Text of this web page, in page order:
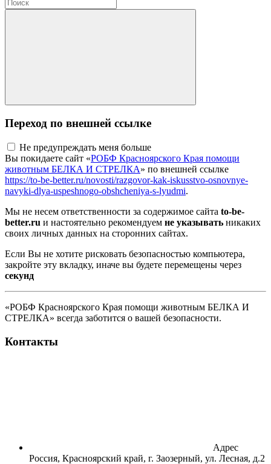
Переход по внешней ссылке
Не предупреждать меня больше
Вы покидаете сайт «РОБФ Красноярского Края помощи
животным БЕЛКА И СТРЕЛКА» по внешней ссылке
https://to-be-better.ru/novosti/razgovor-kak-iskusstvo-osnovnye-
navyki-dlya-uspeshnogo-obshcheniya-s-lyudmi.
Мы не несем ответственности за содержимое сайта to-be-
better.ru и настоятельно рекомендуем не указывать никаких
своих личных данных на сторонних сайтах.
Если Вы не хотите рисковать безопасностью компьютера,
закройте эту вкладку, иначе вы будете перемещены через
секунд
«РОБФ Красноярского Края помощи животным БЕЛКА И
СТРЕЛКА» всегда заботится о вашей безопасности.
Контакты
Адрес
Россия, Красноярский край, г. Заозерный, ул. Лесная, д.2